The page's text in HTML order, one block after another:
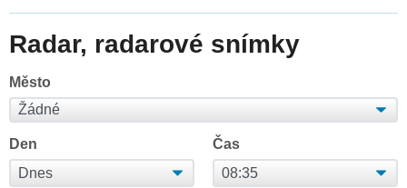
Radar, radarové snímky
Město
Den Čas